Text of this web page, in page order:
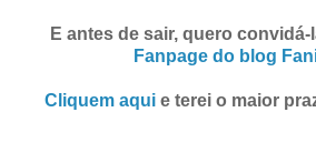
E antes de sair, quero
Fanpage do blog
Cliquem aqui e terei o maior